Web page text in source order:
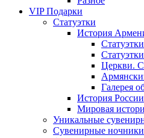
VIP Подарки
Статуэтки
История
Церкви.
Галерея
История России
Мировая
Уникальные
Сувенирные ночники